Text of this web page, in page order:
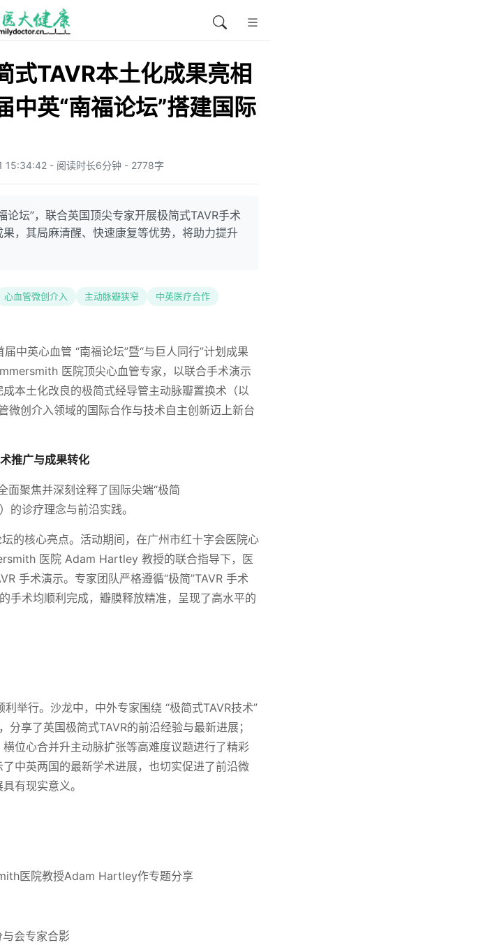
式TAVR本土化成果亮相
中英“南福论坛”搭建国际
15:34:42 - 阅读时长6分钟 - 2778字
坛”，联合英国顶尖专家开展极简式TAVR手术
，其局麻清醒、快速康复等优势，将助力提升
心血管微创介入 主动脉瓣狭窄
中英医疗合作
中英心血管 “南福论坛”暨“与巨人同行”计划成果
医院顶尖心血管专家，以联合手术演示
本土化改良的极简式经导管主动脉瓣置换术（以
微创介入领域的国际合作与技术自主创新迈上新台
推广与成果转化
面聚焦并深刻诠释了国际尖端“极简
的诊疗理念与前沿实践。
的核心亮点。活动期间，在广州市红十字会医院心
医院 Adam Hartley 教授的联合指导下，医
手术演示。专家团队严格遵循“极简”TAVR 手术
手术均顺利完成，瓣膜释放精准，呈现了高水平的
举行。沙龙中，中外专家围绕 “极简式TAVR技术”
享了英国极简式TAVR的前沿经验与最新进展；
位心合并升主动脉扩张等高难度议题进行了精彩
中英两国的最新学术进展，也切实促进了前沿微
有现实意义。
医院教授Adam Hartley作专题分享
会专家合影